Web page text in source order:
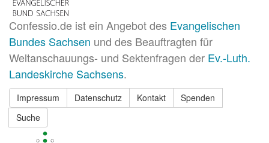
Confessio.de ist ein Angebot des Evangelischen
Bundes Sachsen und des Beauftragten für
Weltanschauungs- und Sektenfragen der Ev.-Luth.
Landeskirche Sachsens.
Impressum Datenschutz Kontakt
Spenden
Suche